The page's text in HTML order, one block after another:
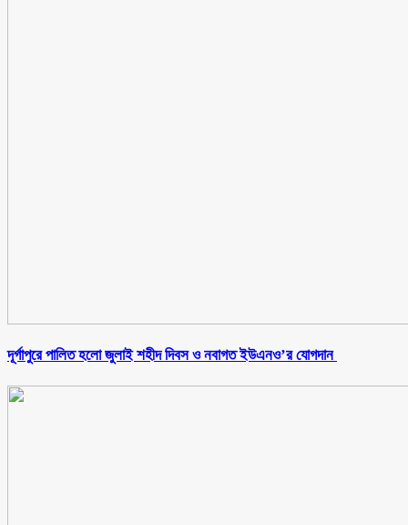
‎দূর্গাপুরে পালিত হলো জুলাই শহীদ দিবস ও নবাগত ইউএনও’র যোগদান ‎